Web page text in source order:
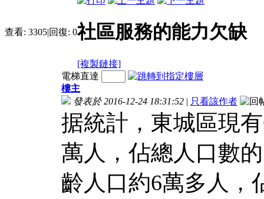
查看: 3305|回復: 0社區服務的能力欠缺
[複製鏈接]
電梯直達
樓主
發表於 2016-12-24 18:31:52 | 只看該作者
据統計，東城區現
萬人，佔總人口數
齡人口約6萬多人，